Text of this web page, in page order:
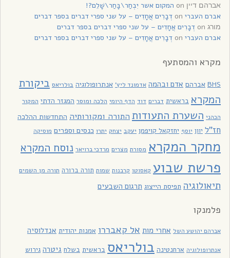
אברהם דיין
המקום אשר יִבְחַר\בָּחַר\שָׁלֵם?!
אברם העברי
דְבָרִים אֲחָדִים – על שני ספרי דברים בספר דברים
מורג
דְבָרִים אֲחָדִים – על שני ספרי דברים בספר דברים
אברם העברי
דְבָרִים אֲחָדִים – על שני ספרי דברים בספר דברים
מקרא והמסתעף
BHS אברהם אדם ובהמה אדמונד ליץ' אנתרופולוגיה בולריאס ביקורת
המקרא בראשית דברים דוד הדף היומי הלכה ומוסר המגזר הדתי המקור
הכהני השערת התעודות התורה ומקורותיה התחדשות ההלכה
חז"ל יוון יוסף יחזקאל קויפמן יעקב יצחק יתרו כנסים וספרים מוסיקה
מחקר המקרא מסורת מצרים מרדכי ברויאר נוסח המקרא
פרשת שבוע קאסוטו קרבנות שמות תורה ברורה תורה מן השמים
תיאולוגיה תפיסת הייצוג תרגום השבעים
פלמנקו
אברהם יהושע השל אחרי מות אל קאבררו אמנות יהודית אנדלוסיה
אנתרופולוגיה ארחנטינה בולריאס בראשית בשלח גיטרה גירוש